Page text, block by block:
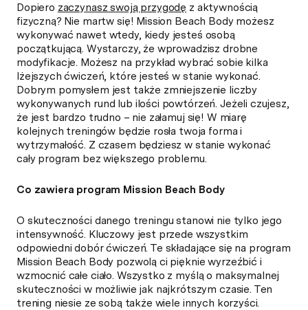
Dopiero zaczynasz swoją przygodę z aktywnością
fizyczną? Nie martw się! Mission Beach Body możesz
wykonywać nawet wtedy, kiedy jesteś osobą
początkującą. Wystarczy, że wprowadzisz drobne
modyfikacje. Możesz na przykład wybrać sobie kilka
lżejszych ćwiczeń, które jesteś w stanie wykonać.
Dobrym pomysłem jest także zmniejszenie liczby
wykonywanych rund lub ilości powtórzeń. Jeżeli czujesz,
że jest bardzo trudno – nie załamuj się! W miarę
kolejnych treningów będzie rosła twoja forma i
wytrzymałość. Z czasem będziesz w stanie wykonać
cały program bez większego problemu.
Co zawiera program Mission Beach Body
O skuteczności danego treningu stanowi nie tylko jego
intensywność. Kluczowy jest przede wszystkim
odpowiedni dobór ćwiczeń. Te składające się na program
Mission Beach Body pozwolą ci pięknie wyrzeźbić i
wzmocnić całe ciało. Wszystko z myślą o maksymalnej
skuteczności w możliwie jak najkrótszym czasie. Ten
trening niesie ze sobą także wiele innych korzyści.